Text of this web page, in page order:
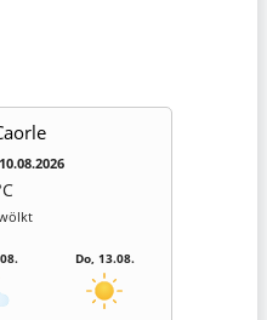
Do, 13.08.